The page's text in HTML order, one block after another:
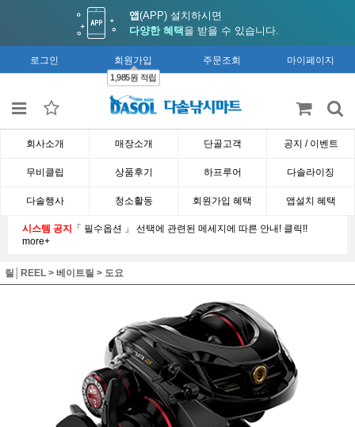
앱(APP) 설치하시면
다양한 혜택 을 받을 수 있습니다.
로그인 회원가입
1,985원 적립
주문조회 마이페이지
회사소개 매장소개 단골고객 공지 / 이벤트
무비클립 상품후기 하프루어 다솔라이징
다솔행사 청소활동 회원가입 혜택 앱설치 혜택
시스템 공지 「 필수옵션 」 선택에 관련된 메세지에 따른 안내! 클릭!!
more+
릴│REEL > 베이트릴 > 도요